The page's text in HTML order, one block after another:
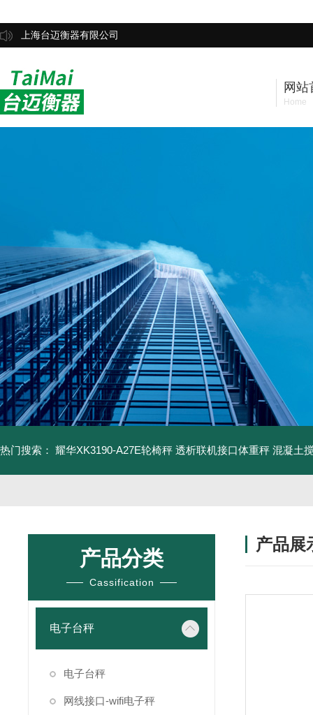
上海台迈衡器有限公司
网站
Home
热门搜索： 耀华XK3190-A27E轮椅秤 透析联机接口体重秤 混凝土
产品分类
Cassification
电子台秤
电子台秤
网线接口-wifi电子秤
产品展